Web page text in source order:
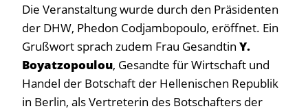
Die Veranstaltung wurde durch den Präsidenten
der DHW, Phedon Codjambopoulo, eröffnet. Ein
Grußwort sprach zudem Frau Gesandtin Y.
Boyatzopoulou, Gesandte für Wirtschaft und
Handel der Botschaft der Hellenischen Republik
in Berlin, als Vertreterin des Botschafters der